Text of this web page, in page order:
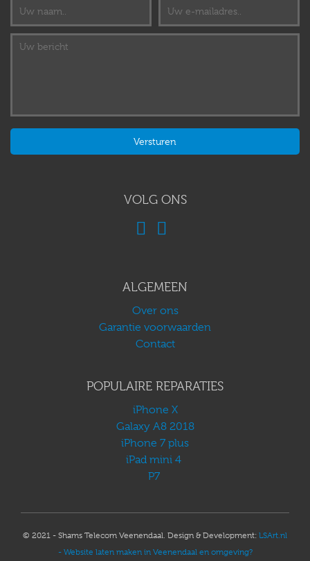
VOLG ONS
ALGEMEEN
Over ons
Garantie voorwaarden
Contact
POPULAIRE REPARATIES
iPhone X
Galaxy A8 2018
iPhone 7 plus
iPad mini 4
P7
© 2021 - Shams Telecom Veenendaal. Design & Development: LSArt.nl
- Website laten maken in Veenendaal en omgeving?